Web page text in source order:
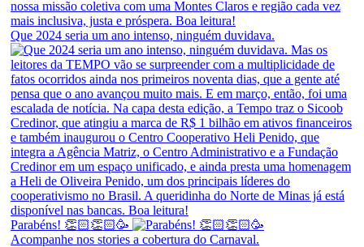
Que 2024 seria um ano intenso, ninguém duvidava.
Parabéns! 👏🏻👏🏻🥳
Acompanhe nos stories a cobertura do Carnaval.